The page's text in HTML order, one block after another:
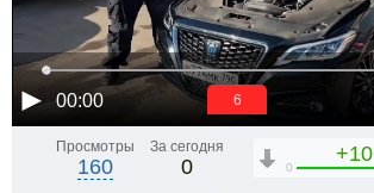
00:00 6
Просмотры
160
За сегодня
0
+10
0